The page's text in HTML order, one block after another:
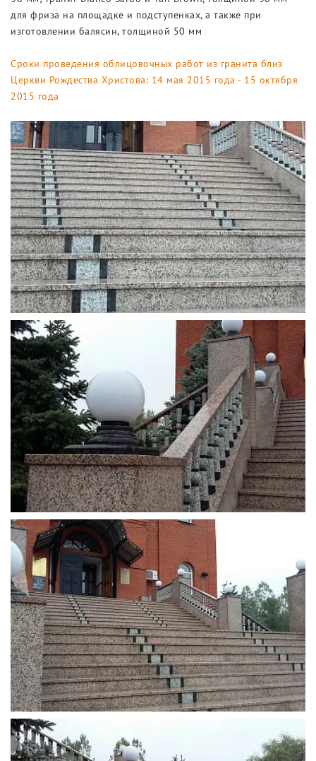
для фриза на площадке и подступенках, а также при
изготовлении балясин, толщиной 50 мм
Сроки проведения облицовочных работ из гранита близ
Церкви Рождества Христова: 14 мая 2015 года - 15 октября
2015 года